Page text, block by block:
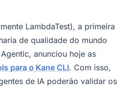
LambdaTest), a primeira
de qualidade do mundo
anunciou hoje as
para o Kane CLI. Com isso,
de IA poderão validar os